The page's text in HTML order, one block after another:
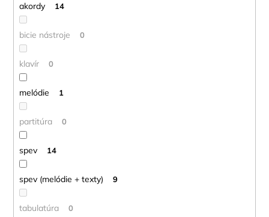
akordy 14
bicie nástroje 0
klavír 0
melódie 1
partitúra 0
spev 14
spev (melódie + texty) 9
tabulatúra 0